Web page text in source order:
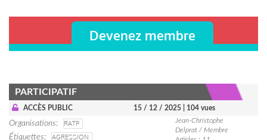
Devenez membre
PARTICIPATIF
ACCÈS PUBLIC 15 / 12 / 2025 | 104 vues
Organisations
RATP
Étiquettes
AGRESSION
Jean-Christophe
Delprat / Membre